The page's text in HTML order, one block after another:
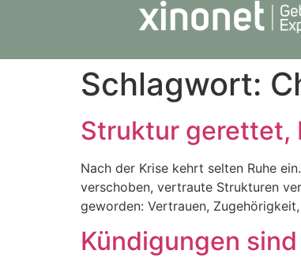
Schlagwort:
Struktur gerettet,
Nach der Krise kehrt selten Ruhe
verschoben, vertraute Strukturen
geworden: Vertrauen,
Kündigungen